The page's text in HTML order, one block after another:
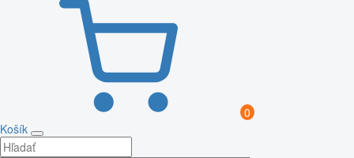
0
Košík